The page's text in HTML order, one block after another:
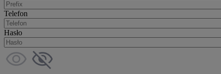
Telefon
Hasło